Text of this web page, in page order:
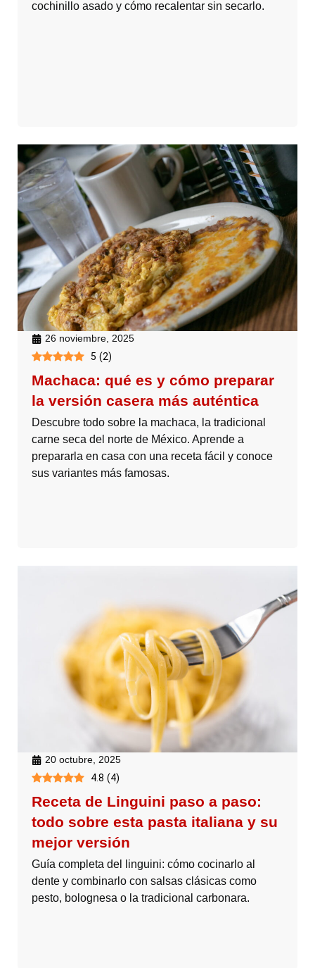
cochinillo asado y cómo recalentar sin secarlo.
26 noviembre, 2025
5 (2)
Machaca: qué es y cómo preparar
la versión casera más auténtica
Descubre todo sobre la machaca, la tradicional
carne seca del norte de México. Aprende a
prepararla en casa con una receta fácil y conoce
sus variantes más famosas.
20 octubre, 2025
4.8 (4)
Receta de Linguini paso a paso:
todo sobre esta pasta italiana y su
mejor versión
Guía completa del linguini: cómo cocinarlo al
dente y combinarlo con salsas clásicas como
pesto, bolognesa o la tradicional carbonara.